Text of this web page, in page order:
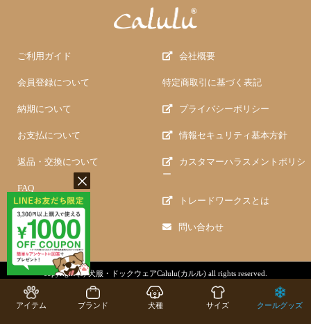
アイテム ブランド 犬種 サイズ クールグッズ
ご利用ガイド
会員登録について
納期について
お支払について
返品・交換について
FAQ
会社概要
特定商取引に基づく表記
プライバシーポリシー
情報セキュリティ基本方針
カスタマーハラスメントポリシ
ー
トレードワークスとは
問い合わせ
copyright (c)犬服・ドックウェアCalulu(カルル) all rights reserved.